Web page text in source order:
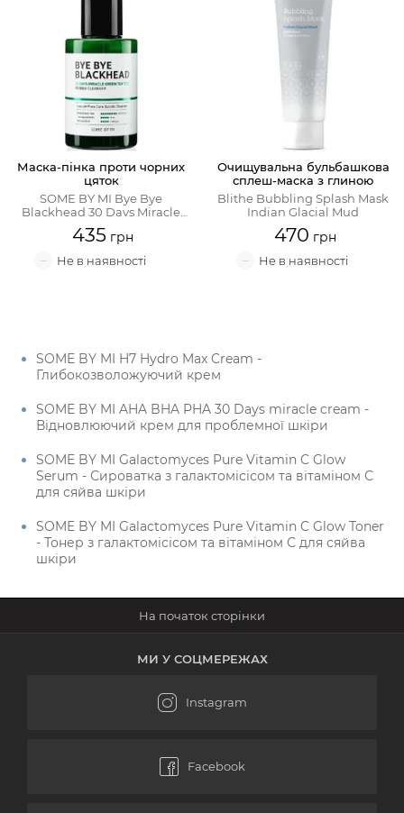
Маска-пінка проти чорних
цяток
SOME BY MI Bye Bye
Blackhead 30 Days Miracle
Green Tea Tox Bubble Cleanser
435
Очищувальна бульбашкова
сплеш-маска з глиною
Blithe Bubbling Splash Mask
Indian Glacial Mud
470
SOME BY MI H7 Hydro Max Cream -
Глибокозволожуючий крем
SOME BY MI AHA BHA PHA 30 Days miracle cream -
Відновлюючий крем для проблемної шкіри
SOME BY MI Galactomyces Pure Vitamin C Glow
Serum - Сироватка з галактомісісом та вітаміном С
для сяйва шкіри
SOME BY MI Galactomyces Pure Vitamin C Glow Toner
- Тонер з галактомісісом та вітаміном С для сяйва
шкіри
МИ У СОЦМЕРЕЖАХ